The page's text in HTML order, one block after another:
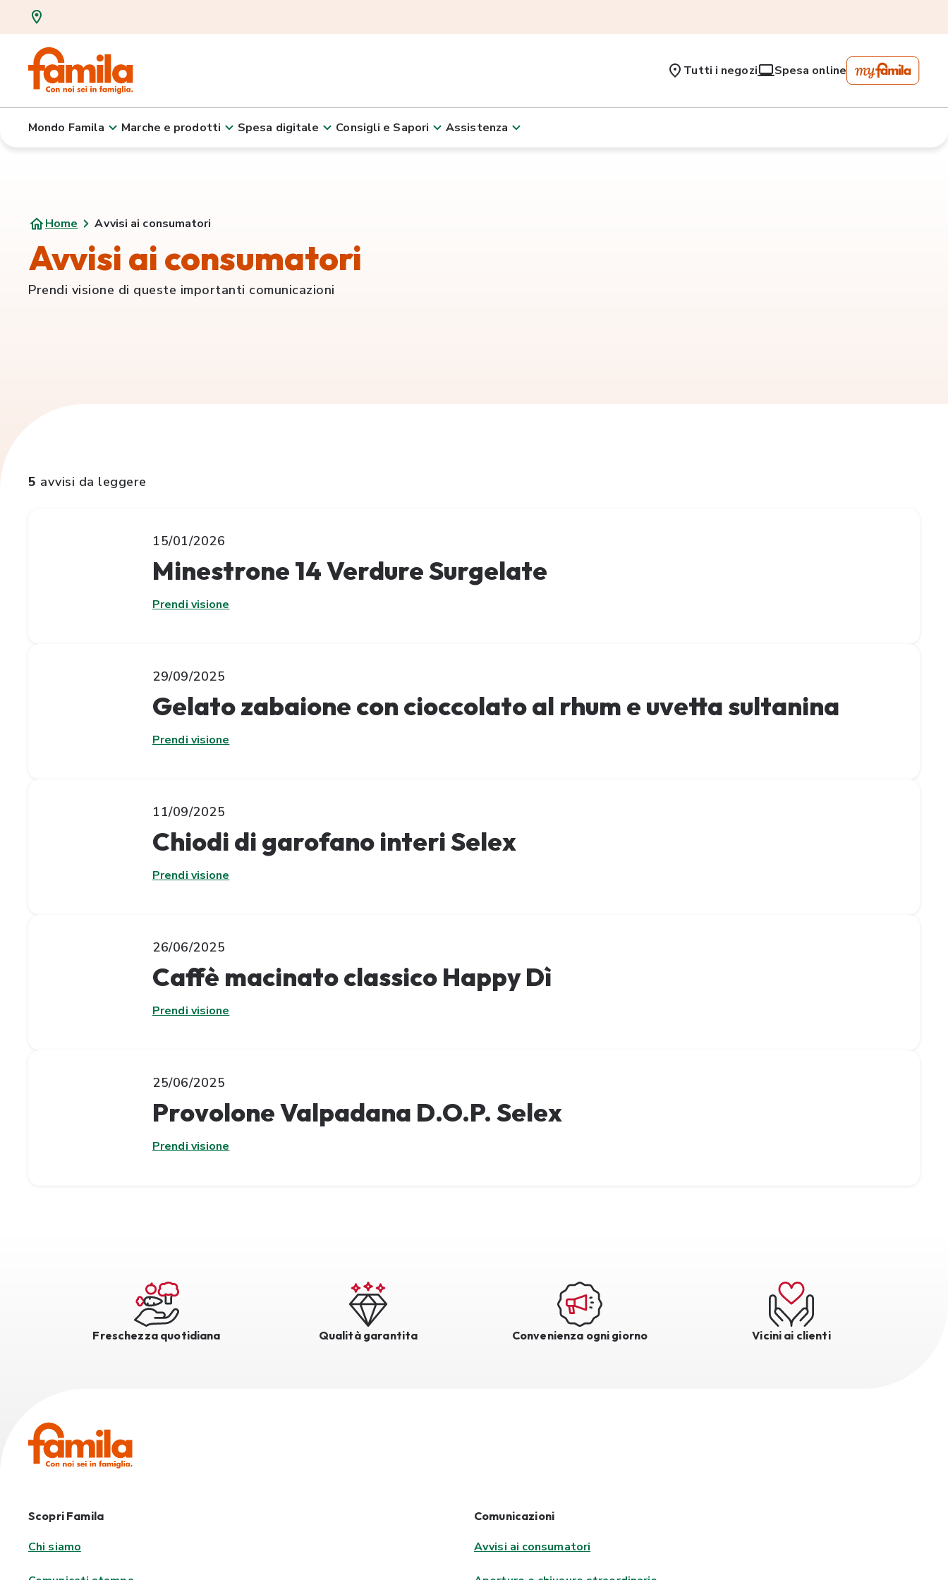
Tutti i negozi Spesa online
Mondo Famila Marche e prodotti Spesa digitale Consigli e Sapori Assistenza
Home Avvisi ai consumatori
Avvisi ai consumatori
Prendi visione di queste importanti comunicazioni
5 avvisi da leggere
15/01/2026
Minestrone 14 Verdure Surgelate
Prendi visione
29/09/2025
Gelato zabaione con cioccolato al rhum e uvetta sultanina
Prendi visione
11/09/2025
Chiodi di garofano interi Selex
Prendi visione
26/06/2025
Caffè macinato classico Happy Dì
Prendi visione
25/06/2025
Provolone Valpadana D.O.P. Selex
Prendi visione
Freschezza quotidiana Qualità garantita Convenienza ogni giorno Vicini ai clienti
Scopri Famila
Chi siamo
Comunicazioni
Avvisi ai consumatori